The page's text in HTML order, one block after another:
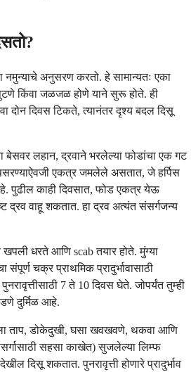
नमुन्याचे अनुसरण करतो. हे सामान्यतः एका
किंवा जळजळ होणे याने सुरू होते. ही
दोन दिवस टिकते, त्यानंतर दृश्य बदल दिसू
बेसवर लहान, द्रवाने भरलेल्या फोडांचा एक गट
एकत्र जमलेले असतात, जे हर्पिस
पुढील काही दिवसात, फोड एकत्र येऊ
वाहू शकतात. हा द्रव अत्यंत संसर्गजन्य
धरते आणि scab तयार होते. मुंग्या
संपूर्ण चक्र प्राथमिक प्रादुर्भावासाठी
7 ते 10 दिवस घेते. जोपर्यंत तुम्ही
दुर्मिळ आहे.
ताप, डोकेदुखी, घसा खवखवणे, थकवा आणि
सहसा काखेत) सुजलेल्या लिम्फ
दिसू शकतात. पुनरावृत्ती होणारे प्रादुर्भाव